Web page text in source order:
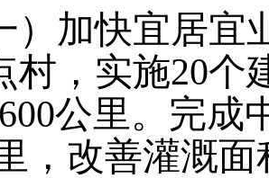
）加快宜居
村，实施20个
公里。完成
，改善灌溉面